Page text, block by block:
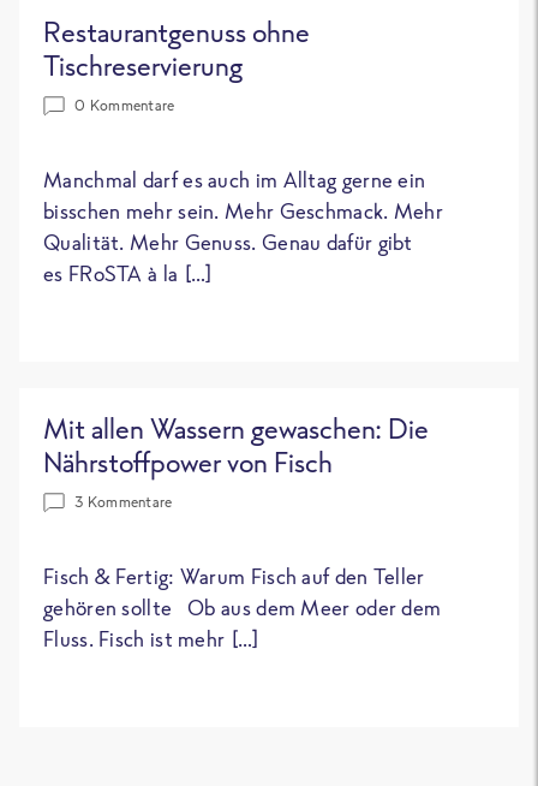
Restaurantgenuss ohne
Tischreservierung
0 Kommentare
Manchmal darf es auch im Alltag gerne ein
bisschen mehr sein. Mehr Geschmack. Mehr
Qualität. Mehr Genuss. Genau dafür gibt
es FRoSTA à la […]
Mit allen Wassern gewaschen: Die
Nährstoffpower von Fisch
3 Kommentare
Fisch & Fertig: Warum Fisch auf den Teller
gehören sollte Ob aus dem Meer oder dem
Fluss. Fisch ist mehr […]